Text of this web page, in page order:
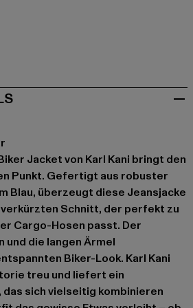
Jacket von Karl Kani bringt den
Punkt. Gefertigt aus robuster
Blau, überzeugt diese Jeansjacke
Schnitt, der perfekt zu
Cargo-Hosen passt. Der
und die langen Ärmel
Biker-Look. Karl Kani
treu und liefert ein
sich vielseitig kombinieren